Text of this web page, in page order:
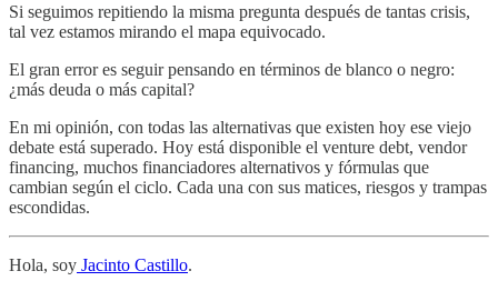
Si seguimos repitiendo la misma pregunta después de tantas crisis,
tal vez estamos mirando el mapa equivocado.
El gran error es seguir pensando en términos de blanco o negro:
¿más deuda o más capital?
En mi opinión, con todas las alternativas que existen hoy ese viejo
debate está superado. Hoy está disponible el venture debt, vendor
financing, muchos financiadores alternativos y fórmulas que
cambian según el ciclo. Cada una con sus matices, riesgos y trampas
escondidas.
Hola, soy Jacinto Castillo.